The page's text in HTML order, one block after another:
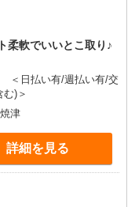
柔軟でいいとこ取り♪
＜日払い有/週払い有/交
)＞
津
詳細を見る